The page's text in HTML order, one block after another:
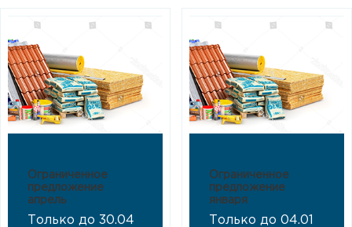
Ограниченное
предложение
апрель
Только до 30.04
Ограниченное
предложение
января
Только до 04.01